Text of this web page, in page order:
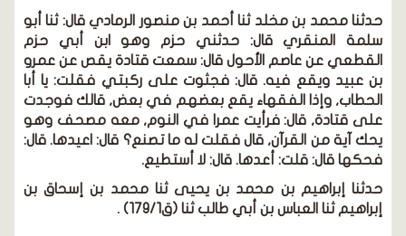
حدثنا محمد بن مخلد ثنا أحمد بن منصور الرمادي قال: ثنا أبو
سلمة المنقري قال: حدثني حزم وهو ابن أبي حزم
القطعي عن عاصم الأحول قال: سمعت قتادة يقص عن عمرو
بن عبيد ويقع فيه. قال: فجثوت على ركبتي فقلت: يا أبا
الحطاب, وإذا الفقهاء يقع بعضهم في بعض, قالك فوجدت
على قتادة, قال: فرأيت عمرا في النوم, معه مصحف وهو
يحك آية من القرآن, قال فقلت له ما تصنع؟ قال: اعيدها. قال:
فحكها قال: قلت: أعدها. قال: لا أستطيع.
حدثنا إبراهيم بن محمد بن يحيى ثنا محمد بن إسحاق بن
إبراهيم ثنا العباس بن أبي طالب ثنا (ق179/1) .